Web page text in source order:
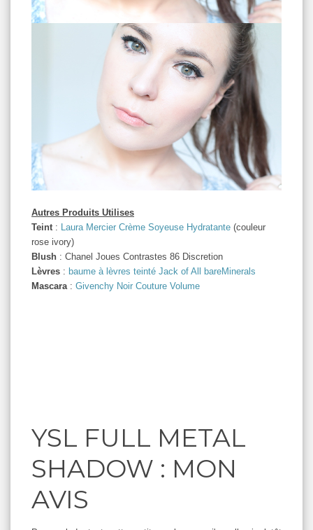
Autres Produits Utilises
Teint : Laura Mercier Crème Soyeuse Hydratante (couleur
rose ivory)
Blush : Chanel Joues Contrastes 86 Discretion
Lèvres : baume à lèvres teinté Jack of All bareMinerals
Mascara : Givenchy Noir Couture Volume
YSL FULL METAL
SHADOW : MON
AVIS